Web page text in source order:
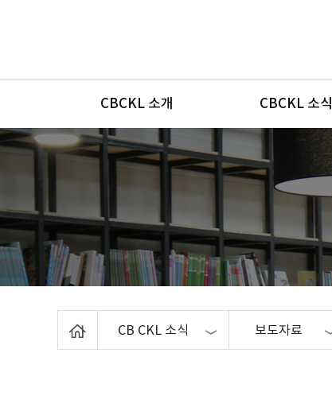
메뉴
CBCKL 소개 CBCKL 소식
CB CKL 소식 보도자료